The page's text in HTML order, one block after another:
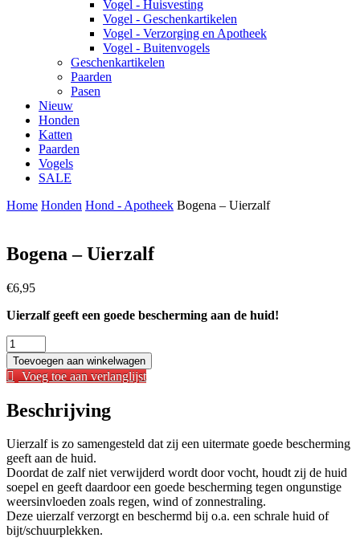
Vogel - Huisvesting
Vogel - Geschenkartikelen
Vogel - Verzorging en Apotheek
Vogel - Buitenvogels
Geschenkartikelen
Paarden
Pasen
Nieuw
Honden
Katten
Paarden
Vogels
SALE
Home Honden Hond - Apotheek Bogena – Uierzalf
Bogena – Uierzalf
€6,95
Uierzalf geeft een goede bescherming aan de huid!
Bogena
-
Uierzalf
aantal
Toevoegen aan winkelwagen
Voeg toe aan verlanglijst
Beschrijving
Uierzalf is zo samengesteld dat zij een uitermate goede bescherming
geeft aan de huid.
Doordat de zalf niet verwijderd wordt door vocht, houdt zij de huid
soepel en geeft daardoor een goede bescherming tegen ongunstige
weersinvloeden zoals regen, wind of zonnestraling.
Deze uierzalf verzorgt en beschermd bij o.a. een schrale huid of
bijt/schuurplekken.